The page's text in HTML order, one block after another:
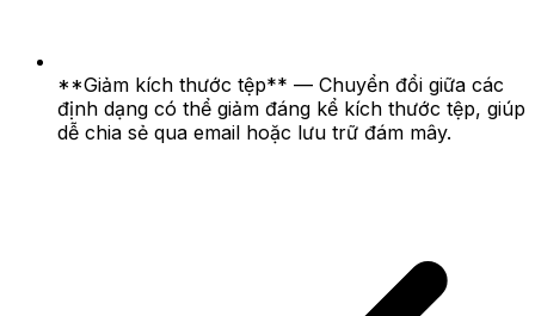
**Giảm kích thước tệp** — Chuyển đổi giữa các
định dạng có thể giảm đáng kể kích thước tệp, giúp
dễ chia sẻ qua email hoặc lưu trữ đám mây.